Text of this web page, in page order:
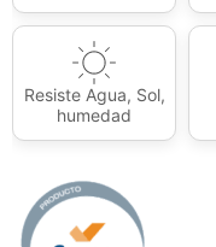
Resiste Agua, Sol,
humedad